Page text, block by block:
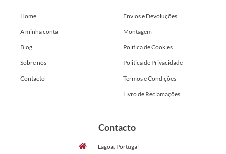
Home
A minha conta
Blog
Sobre nós
Contacto
Envios e Devoluções
Montagem
Politica de Cookies
Politica de Privacidade
Termos e Condições
Livro de Reclamações
Contacto
Lagoa, Portugal